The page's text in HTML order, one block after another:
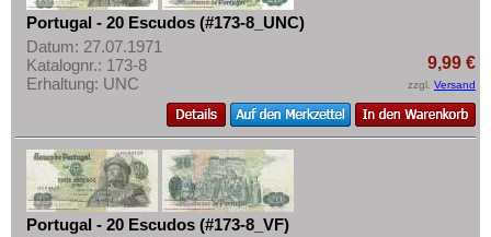
Portugal - 20 Escudos (#173-8_UNC)
Datum: 27.07.1971
Katalognr.: 173-8
Erhaltung: UNC
9,99 €
zzgl. Versand
Portugal - 20 Escudos (#173-8_VF)